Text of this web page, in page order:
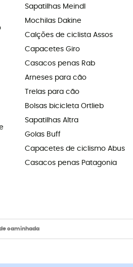
Sapatilhas Meindl
Mochilas Dakine
Calções de ciclista Assos
Capacetes Giro
Casacos penas Rab
Arneses para cão
Trelas para cão
Bolsas bicicleta Ortlieb
Sapatilhas Altra
Golas Buff
Capacetes de ciclismo Abus
Casacos penas Patagonia
caminhada